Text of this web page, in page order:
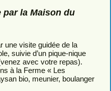
par la Maison du
une visite guidée de la
suivie d’un pique-nique
avec votre repas).
à la Ferme « Les
bio, meunier, boulanger